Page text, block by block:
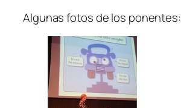
Algunas fotos de los ponentes: